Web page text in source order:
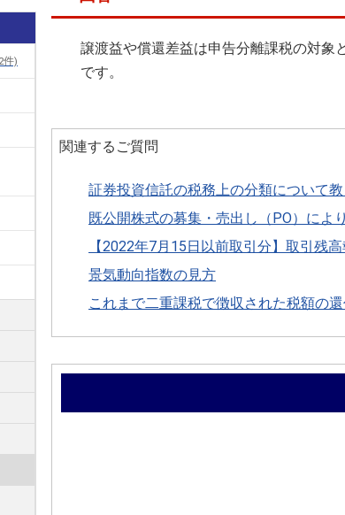
件)
譲渡益や償還差益は申告分離課税の対象
です。
関連するご質問
証券投資信託の税務上の分類について教
既公開株式の募集・売出し（PO）によ
【2022年7月15日以前取引分】取引残
景気動向指数の見方
これまで二重課税で徴収された税額の